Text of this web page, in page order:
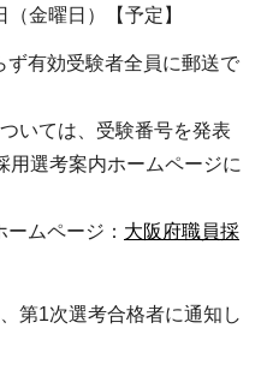
金曜日）【予定】
有効受験者全員に郵送で
いては、受験番号を発表
用選考案内ホームページに
ームページ： 大阪府職員採
第1次選考合格者に通知し